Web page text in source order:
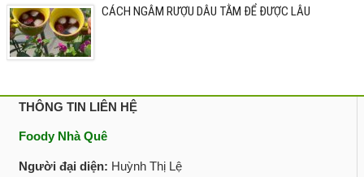
CÁCH NGÂM RƯỢU DÂU TẰM ĐỂ ĐƯỢC LÂU
THÔNG TIN LIÊN HỆ
Foody Nhà Quê
Người đại diện: Huỳnh Thị Lệ